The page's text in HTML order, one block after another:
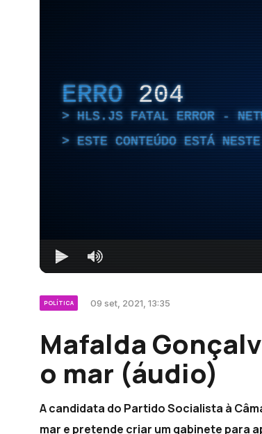
ERRO 204
HLS.JS FATAL ERROR -
ESTE CONTEÚDO ESTÁ
POLÍTICA 09 set, 2021, 13:35
Mafalda
o mar (áudio)
A candidata do Partido Socialista à
mar e pretende criar um gabinete para